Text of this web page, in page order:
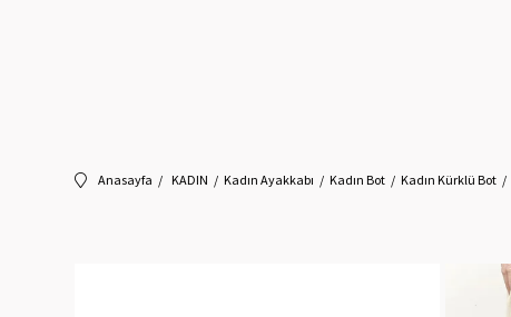
Anasayfa KADIN Kadın Ayakkabı Kadın Bot Kadın Kürklü Bot